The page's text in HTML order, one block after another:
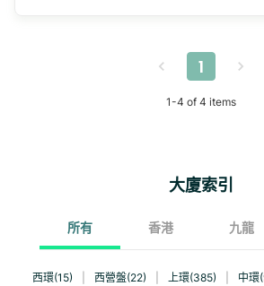
1
1-4 of 4 items
大廈索引
所有 香港 九龍
西環(15) 西營盤(22) 上環(385) 中環